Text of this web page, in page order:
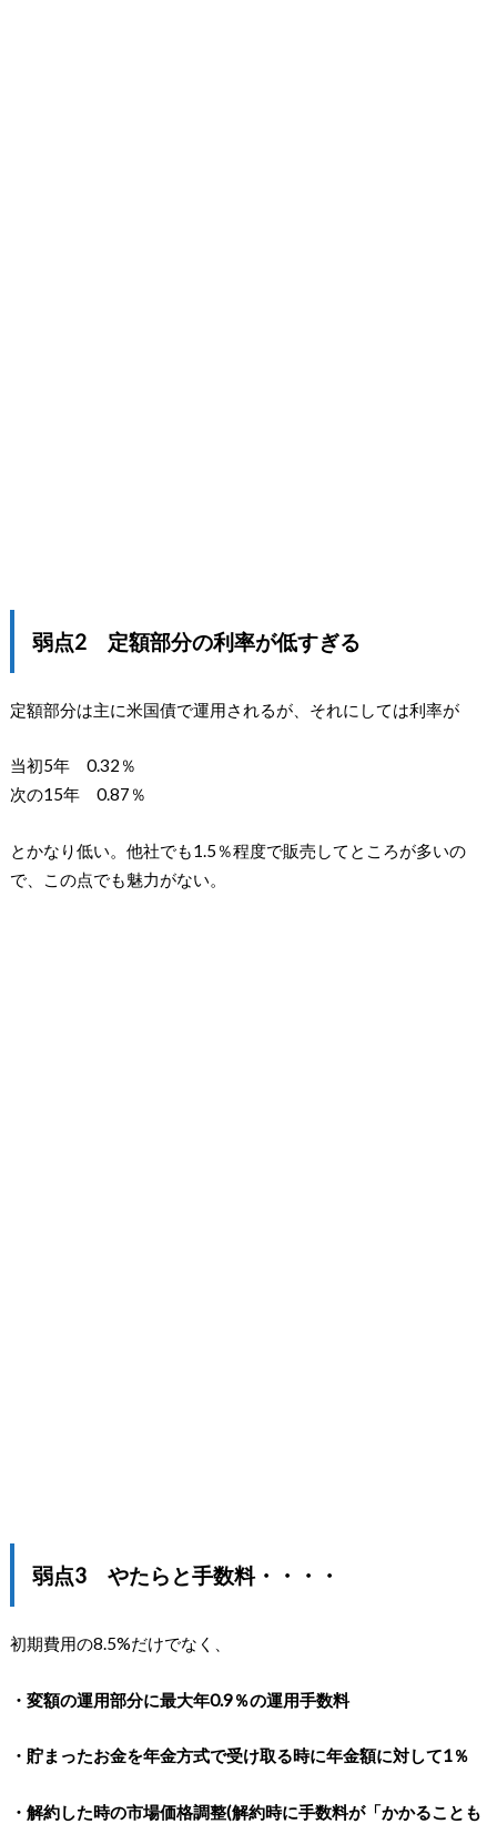
弱点2 定額部分の利率が低すぎる
定額部分は主に米国債で運用されるが、それにしては利率が
当初5年 0.32％
次の15年 0.87％
とかなり低い。他社でも1.5％程度で販売してところが多いの
で、この点でも魅力がない。
弱点3 やたらと手数料・・・・
初期費用の8.5%だけでなく、
・変額の運用部分に最大年0.9％の運用手数料
・貯まったお金を年金方式で受け取る時に年金額に対して1％
・解約した時の市場価格調整(解約時に手数料が「かかることも